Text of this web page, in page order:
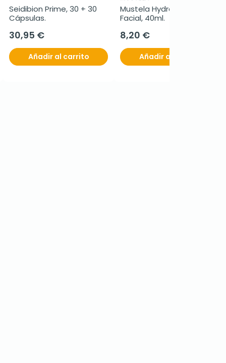
Seidibion Prime, 30 + 30
Cápsulas.
30,95 €
Añadir al carrito
Mustela Hydra Bebé
Facial, 40ml.
8,20 €
Añadir al carrito